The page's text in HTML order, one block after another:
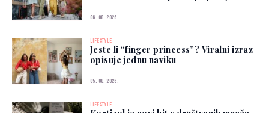
06. 08. 2026.
LIFESTYLE
Jeste li “finger princess”? Viralni izraz
opisuje jednu naviku
05. 08. 2026.
LIFESTYLE